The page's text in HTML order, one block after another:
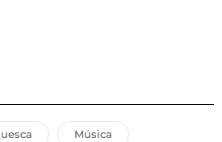
Música